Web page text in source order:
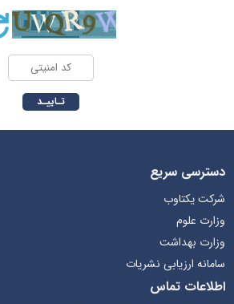
دسترسی سریع
شرکت یکتاوب
وزارت علوم
وزارت بهداشت
سامانه ارزیابی نشریات
اطلاعات تماس